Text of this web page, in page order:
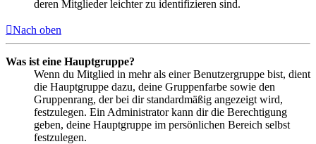
deren Mitglieder leichter zu identifizieren sind.
Nach oben
Was ist eine Hauptgruppe?
Wenn du Mitglied in mehr als einer Benutzergruppe bist, dient
die Hauptgruppe dazu, deine Gruppenfarbe sowie den
Gruppenrang, der bei dir standardmäßig angezeigt wird,
festzulegen. Ein Administrator kann dir die Berechtigung
geben, deine Hauptgruppe im persönlichen Bereich selbst
festzulegen.